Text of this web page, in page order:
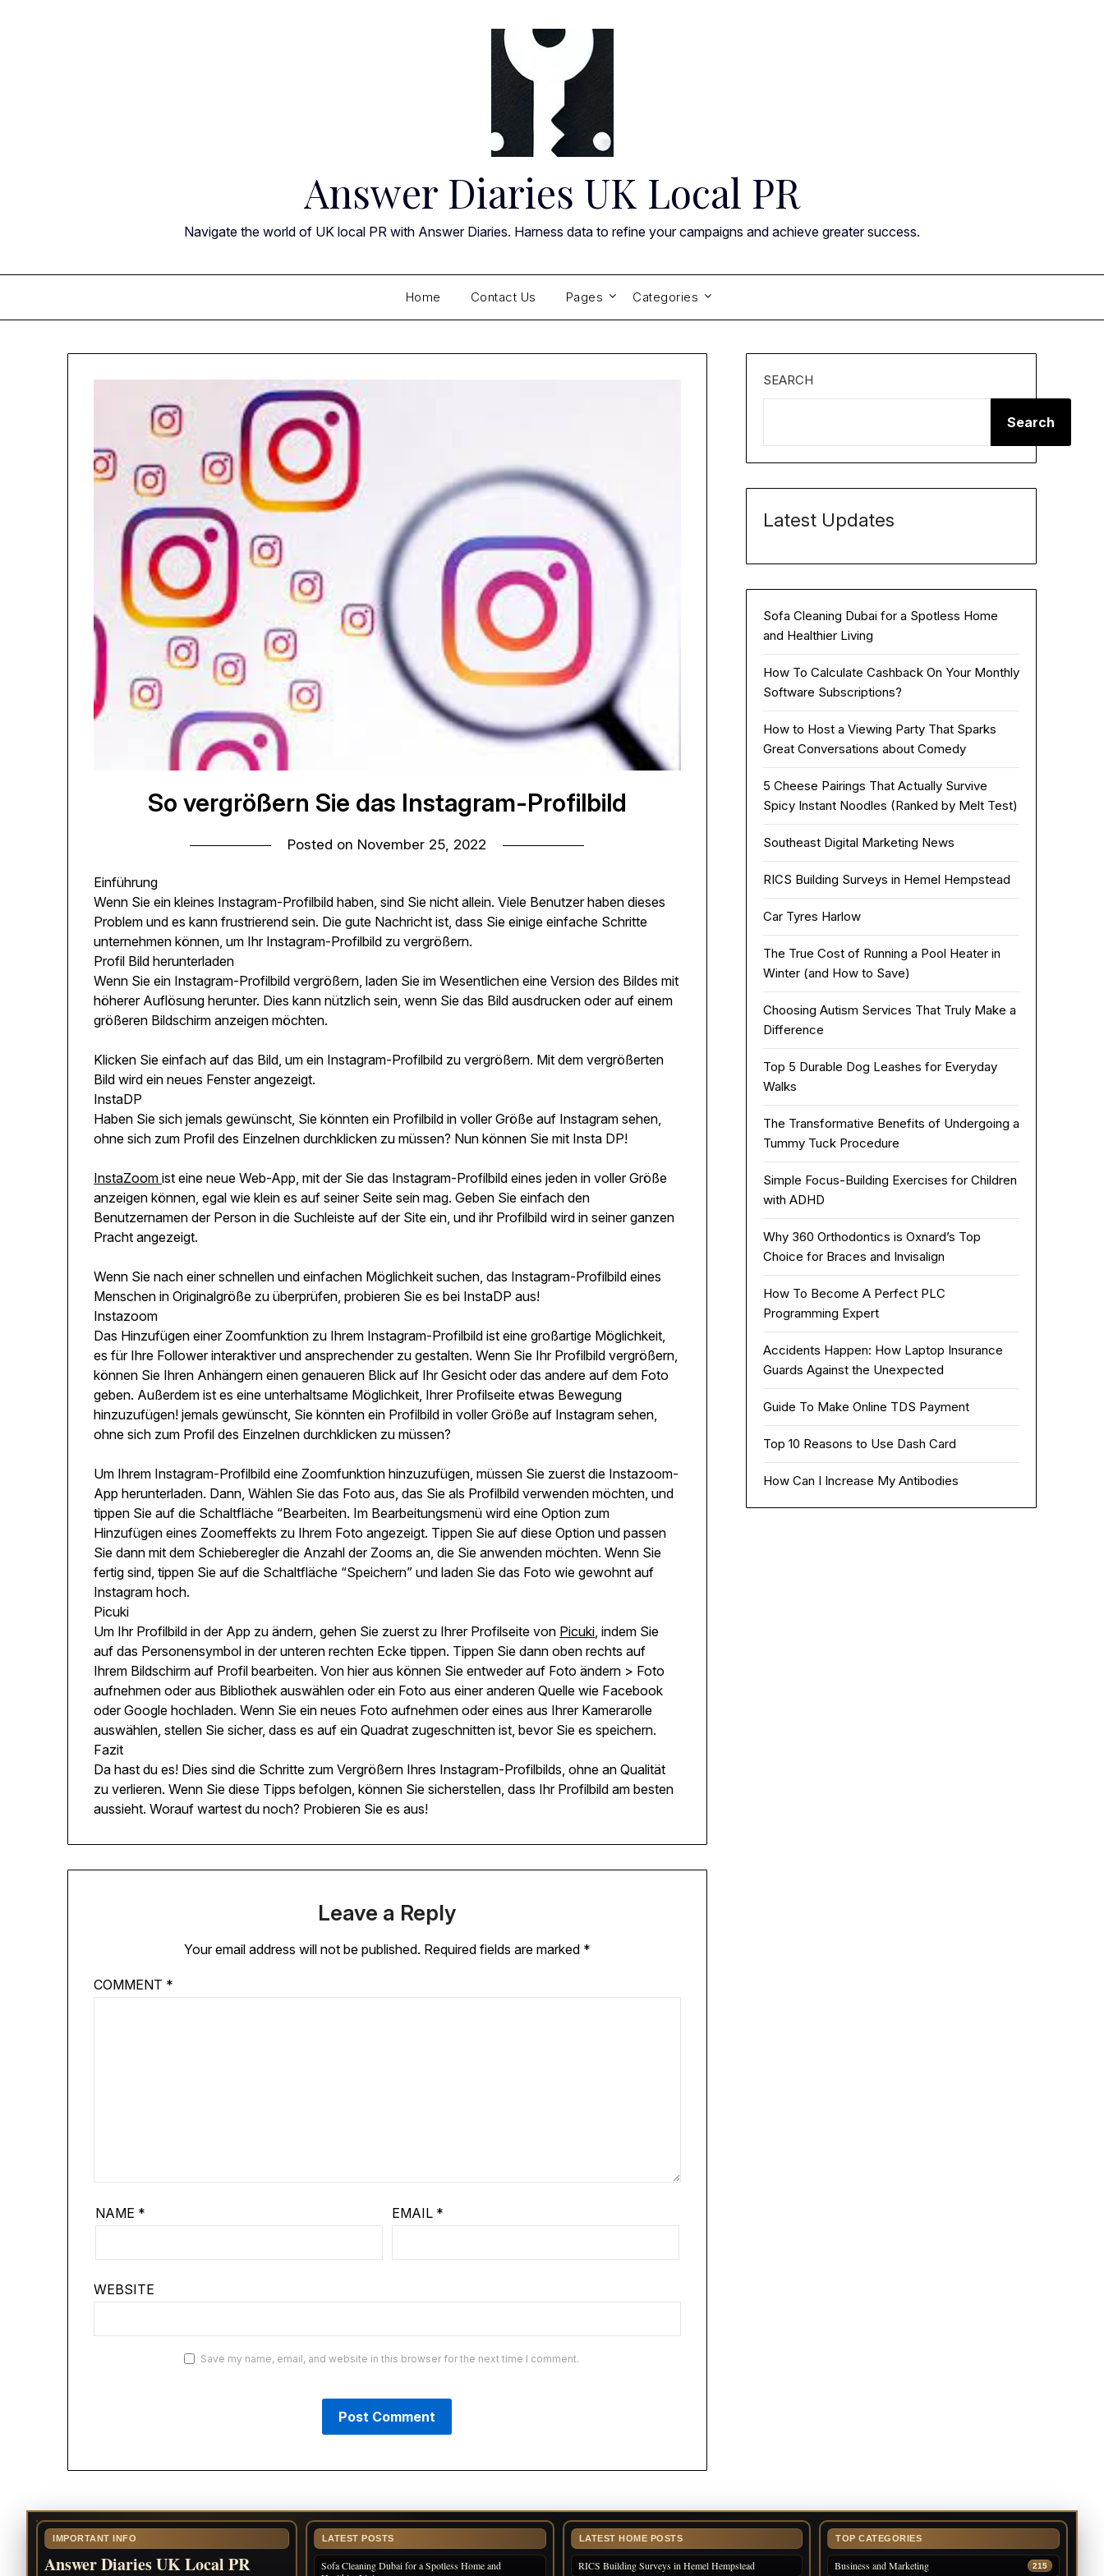
Answer Diaries UK Local PR
Navigate the world of UK local PR with Answer Diaries. Harness data to refine your campaigns and achieve greater success.
Home Contact Us Pages Categories
So vergrößern Sie das Instagram-Profilbild
Posted on November 25, 2022
Einführung
Wenn Sie ein kleines Instagram-Profilbild haben, sind Sie nicht allein. Viele Benutzer haben dieses
Problem und es kann frustrierend sein. Die gute Nachricht ist, dass Sie einige einfache Schritte
unternehmen können, um Ihr Instagram-Profilbild zu vergrößern.
Profil Bild herunterladen
Wenn Sie ein Instagram-Profilbild vergrößern, laden Sie im Wesentlichen eine Version des Bildes mit
höherer Auflösung herunter. Dies kann nützlich sein, wenn Sie das Bild ausdrucken oder auf einem
größeren Bildschirm anzeigen möchten.
Klicken Sie einfach auf das Bild, um ein Instagram-Profilbild zu vergrößern. Mit dem vergrößerten
Bild wird ein neues Fenster angezeigt.
InstaDP
Haben Sie sich jemals gewünscht, Sie könnten ein Profilbild in voller Größe auf Instagram sehen,
ohne sich zum Profil des Einzelnen durchklicken zu müssen? Nun können Sie mit Insta DP!
InstaZoomist eine neue Web-App, mit der Sie das Instagram-Profilbild eines jeden in voller Größe
anzeigen können, egal wie klein es auf seiner Seite sein mag. Geben Sie einfach den
Benutzernamen der Person in die Suchleiste auf der Site ein, und ihr Profilbild wird in seiner ganzen
Pracht angezeigt.
Wenn Sie nach einer schnellen und einfachen Möglichkeit suchen, das Instagram-Profilbild eines
Menschen in Originalgröße zu überprüfen, probieren Sie es bei InstaDP aus!
Instazoom
Das Hinzufügen einer Zoomfunktion zu Ihrem Instagram-Profilbild ist eine großartige Möglichkeit,
es für Ihre Follower interaktiver und ansprechender zu gestalten. Wenn Sie Ihr Profilbild vergrößern,
können Sie Ihren Anhängern einen genaueren Blick auf Ihr Gesicht oder das andere auf dem Foto
geben. Außerdem ist es eine unterhaltsame Möglichkeit, Ihrer Profilseite etwas Bewegung
hinzuzufügen! jemals gewünscht, Sie könnten ein Profilbild in voller Größe auf Instagram sehen,
ohne sich zum Profil des Einzelnen durchklicken zu müssen?
Um Ihrem Instagram-Profilbild eine Zoomfunktion hinzuzufügen, müssen Sie zuerst die Instazoom-
App herunterladen. Dann, Wählen Sie das Foto aus, das Sie als Profilbild verwenden möchten, und
tippen Sie auf die Schaltfläche “Bearbeiten. Im Bearbeitungsmenü wird eine Option zum
Hinzufügen eines Zoomeffekts zu Ihrem Foto angezeigt. Tippen Sie auf diese Option und passen
Sie dann mit dem Schieberegler die Anzahl der Zooms an, die Sie anwenden möchten. Wenn Sie
fertig sind, tippen Sie auf die Schaltfläche “Speichern” und laden Sie das Foto wie gewohnt auf
Instagram hoch.
Picuki
Um Ihr Profilbild in der App zu ändern, gehen Sie zuerst zu Ihrer Profilseite von Picuki , indem Sie
auf das Personensymbol in der unteren rechten Ecke tippen. Tippen Sie dann oben rechts auf
Ihrem Bildschirm auf Profil bearbeiten. Von hier aus können Sie entweder auf Foto ändern > Foto
aufnehmen oder aus Bibliothek auswählen oder ein Foto aus einer anderen Quelle wie Facebook
oder Google hochladen. Wenn Sie ein neues Foto aufnehmen oder eines aus Ihrer Kamerarolle
auswählen, stellen Sie sicher, dass es auf ein Quadrat zugeschnitten ist, bevor Sie es speichern.
Fazit
Da hast du es! Dies sind die Schritte zum Vergrößern Ihres Instagram-Profilbilds, ohne an Qualität
zu verlieren. Wenn Sie diese Tipps befolgen, können Sie sicherstellen, dass Ihr Profilbild am besten
aussieht. Worauf wartest du noch? Probieren Sie es aus!
Leave a Reply
Your email address will not be published. Required fields are marked *
COMMENT *
NAME * EMAIL *
WEBSITE
Save my name, email, and website in this browser for the next time I comment.
SEARCH
Search
Latest Updates
Sofa Cleaning Dubai for a Spotless Home
and Healthier Living
How To Calculate Cashback On Your Monthly
Software Subscriptions?
How to Host a Viewing Party That Sparks
Great Conversations about Comedy
5 Cheese Pairings That Actually Survive
Spicy Instant Noodles (Ranked by Melt Test)
Southeast Digital Marketing News
RICS Building Surveys in Hemel Hempstead
Car Tyres Harlow
The True Cost of Running a Pool Heater in
Winter (and How to Save)
Choosing Autism Services That Truly Make a
Difference
Top 5 Durable Dog Leashes for Everyday
Walks
The Transformative Benefits of Undergoing a
Tummy Tuck Procedure
Simple Focus-Building Exercises for Children
with ADHD
Why 360 Orthodontics is Oxnard’s Top
Choice for Braces and Invisalign
How To Become A Perfect PLC
Programming Expert
Accidents Happen: How Laptop Insurance
Guards Against the Unexpected
Guide To Make Online TDS Payment
Top 10 Reasons to Use Dash Card
How Can I Increase My Antibodies
IMPORTANT INFO
Answer Diaries UK Local PR
LATEST POSTS
Sofa Cleaning Dubai for a Spotless Home and
LATEST HOME POSTS
RICS Building Surveys in Hemel Hempstead
TOP CATEGORIES
Business and Marketing 215